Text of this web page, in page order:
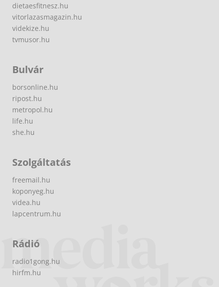
dietaesfitnesz.hu
vitorlazasmagazin.hu
videkize.hu
tvmusor.hu
Bulvár
borsonline.hu
ripost.hu
metropol.hu
life.hu
she.hu
Szolgáltatás
freemail.hu
koponyeg.hu
videa.hu
lapcentrum.hu
Rádió
radio1gong.hu
hirfm.hu